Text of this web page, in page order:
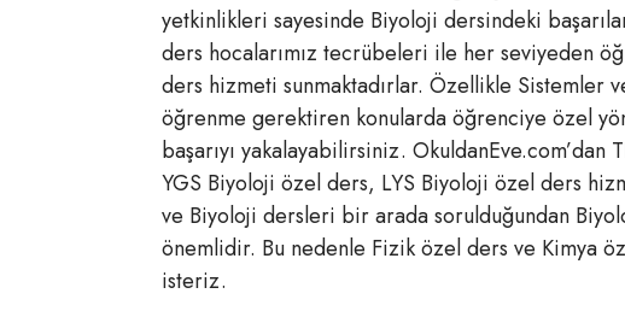
yetkinlikleri sayesinde Biyoloji dersindeki
ders hocalarımız tecrübeleri ile her seviyeden
ders hizmeti sunmaktadırlar. Özellikle Sistemler
öğrenme gerektiren konularda öğrenciye özel
başarıyı yakalayabilirsiniz.
YGS Biyoloji özel ders, LYS Biyoloji özel ders
ve Biyoloji dersleri bir arada sorulduğundan
önemlidir. Bu nedenle Fizik özel ders ve Kimya
isteriz.